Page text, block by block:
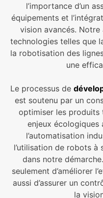
l’importance d’un
équipements et
vision avancés.
technologies telles que
la robotisation des
une
Le processus de
est soutenu par un
optimiser les
enjeux écologiques
l’automatisation
l’utilisation de robots à
dans notre
seulement d’améliorer
aussi d’assurer un
la